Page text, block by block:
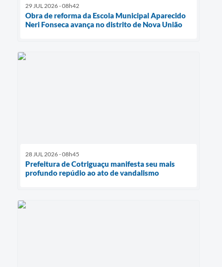
29 JUL 2026 - 08h42
Obra de reforma da Escola Municipal Aparecido
Neri Fonseca avança no distrito de Nova União
28 JUL 2026 - 08h45
Prefeitura de Cotriguaçu manifesta seu mais
profundo repúdio ao ato de vandalismo